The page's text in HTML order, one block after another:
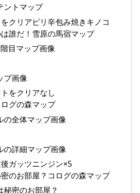
クリアピリ辛包み焼きキノコ
誰だ！雪原の馬宿マップ
をクリアなし
グの森マップ
ガッツニンジン×5
のお部屋？コログの森マップ